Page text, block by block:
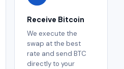
Receive Bitcoin
We execute the
swap at the best
rate and send BTC
directly to your